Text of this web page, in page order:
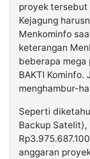
proyek tersebut
Kejagung
Menkominfo
keterangan
beberapa mega
BAKTI Kominfo.
menghambur-
Seperti
Backup Satelit),
anggaran